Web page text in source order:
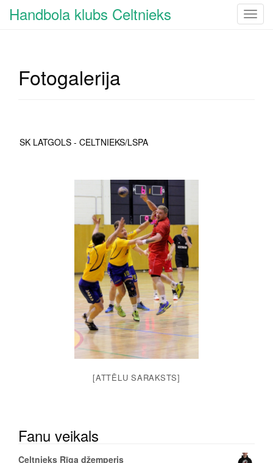
T
Handbola klubs Celtnieks
Fotogalerija
SK LATGOLS - CELTNIEKS/LSPA
[ATTĒLU SARAKSTS]
Fanu veikals
Celtnieks Rīga džemperis